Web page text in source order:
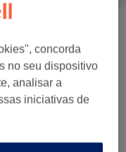
desde € 3
(1) desde € 10
desde € 6
concorda
no seu dispositivo
analisar a
iniciativas de